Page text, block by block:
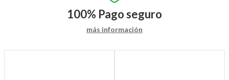
100% Pago seguro
más información